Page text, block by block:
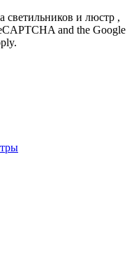
светильников и люстр ,
and the Google